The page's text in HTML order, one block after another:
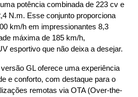
potência combinada de 223 cv e
N.m. Esse conjunto proporciona
km/h em impressionantes 8,3
máxima de 185 km/h,
esportivo que não deixa a desejar.
versão GL oferece uma experiência
e conforto, com destaque para o
remotas via OTA (Over-the-